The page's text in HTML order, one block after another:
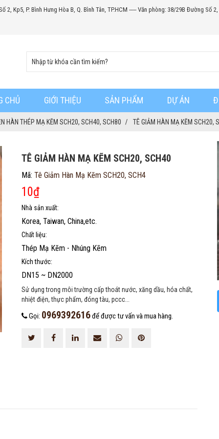
Kp5, P. Bình Hưng Hòa B, Q. Bình Tân, TP.HCM ----- Văn phòng: 38/29B Đường Số
CHỦ GIỚI THIỆU SẢN PHẨM DỰ ÁN
HÀN THÉP MẠ KẼM SCH20, SCH40, SCH80 TÊ GIẢM HÀN MẠ KẼM SCH20,
TÊ GIẢM HÀN MẠ KẼM SCH20, SCH40
Mã: Tê Giảm Hàn Mạ Kẽm SCH20, SCH4
10₫
Nhà sản xuất:
Korea, Taiwan, China,etc.
Chất liệu:
Thép Mạ Kẽm - Nhúng Kẽm
Kích thước:
DN15 ~ DN2000
Sử dụng trong môi trường cấp thoát nước, xăng dầu, hóa chất,
nhiệt điện, thực phẩm, đóng tàu, pccc...
Gọi: 0969392616để được tư vấn và mua hàng.